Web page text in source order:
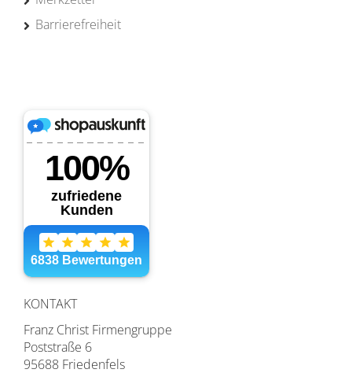
Barrierefreiheit
KONTAKT
Franz Christ Firmengruppe
Poststraße 6
95688 Friedenfels